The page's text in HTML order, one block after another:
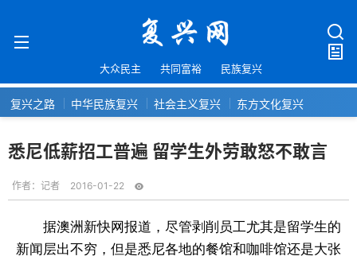
大众民主 共同富裕 民族复兴
复兴之路 中华民族复兴 社会主义复兴 东方文化复兴
悉尼低薪招工普遍 留学生外劳敢怒不敢言
作者： 记者 2016-01-22
据澳洲新快网报道，尽管剥削员工尤其是留学生的
新闻层出不穷，但是悉尼各地的餐馆和咖啡馆还是大张